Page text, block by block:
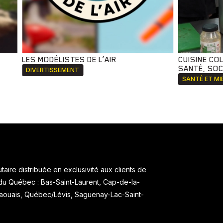
LES MODÉLISTES DE L’AIR
DIVERTISSEMENT
CUISINE
SANTÉ,
SANTÉ ET
distribuée en exclusivité aux clients de
Québec : Bas-Saint-Laurent, Cap-de-la-
Québec/Lévis, Saguenay-Lac-Saint-